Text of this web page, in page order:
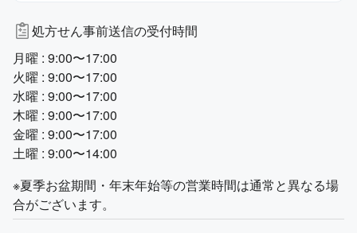
処方せん事前送信の受付時間
月曜 : 9:00〜17:00
火曜 : 9:00〜17:00
水曜 : 9:00〜17:00
木曜 : 9:00〜17:00
金曜 : 9:00〜17:00
土曜 : 9:00〜14:00
※夏季お盆期間・年末年始等の営業時間は通常と異なる場
合がございます。